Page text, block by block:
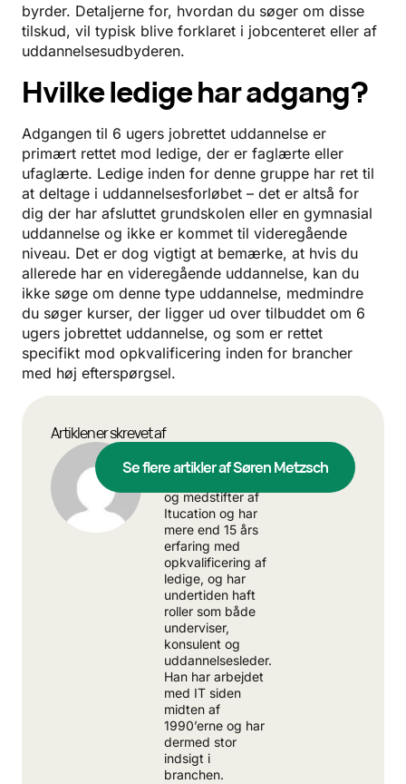
byrder. Detaljerne for, hvordan du søger om disse
tilskud, vil typisk blive forklaret i jobcenteret eller af
uddannelsesudbyderen.
Hvilke ledige har adgang?
Adgangen til 6 ugers jobrettet uddannelse er
primært rettet mod ledige, der er faglærte eller
ufaglærte. Ledige inden for denne gruppe har ret til
at deltage i uddannelsesforløbet – det er altså for
dig der har afsluttet grundskolen eller en gymnasial
uddannelse og ikke er kommet til videregående
niveau. Det er dog vigtigt at bemærke, at hvis du
allerede har en videregående uddannelse, kan du
ikke søge om denne type uddannelse, medmindre
du søger kurser, der ligger ud over tilbuddet om 6
ugers jobrettet uddannelse, og som er rettet
specifikt mod opkvalificering inden for brancher
med høj efterspørgsel.
Artiklen er skrevet af
Søren Metzsch
og medstifter af
Itucation og har
mere end 15 års
erfaring med
opkvalificering af
ledige, og har
undertiden haft
roller som både
underviser,
konsulent og
uddannelsesleder.
Han har arbejdet
med IT siden
midten af
1990’erne og har
dermed stor
indsigt i
branchen.
Se flere artikler af Søren Metzsch